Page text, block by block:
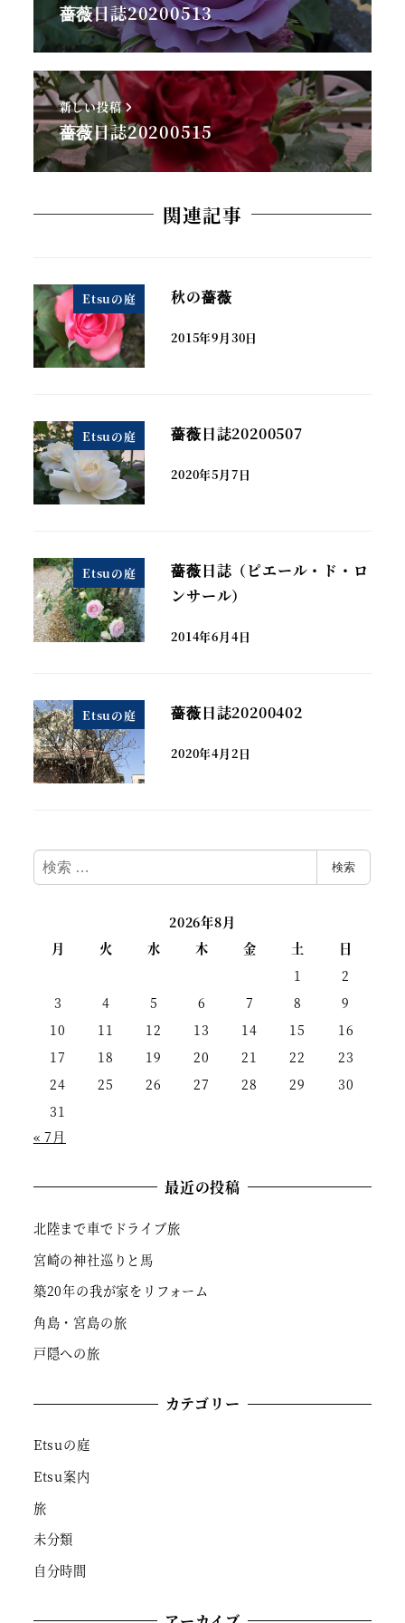
薔薇日誌20200513
新しい投稿
薔薇日誌20200515
関連記事
Etsuの庭 秋の薔薇
2015年9月30日
Etsuの庭 薔薇日誌20200507
2020年5月7日
Etsuの庭
薔薇日誌（ピエール・ド・ロ
ンサール）
2014年6月4日
Etsuの庭 薔薇日誌20200402
2020年4月2日
検
索
検索
2026年8月
月
火 水 木 金 土
日
1
2
3
4 5 6 7 8
9
10
11 12 13 14 15
16
17
18 19 20 21 22
23
24
25 26 27 28 29
30
31
« 7月
最近の投稿
北陸まで車でドライブ旅
宮崎の神社巡りと馬
築20年の我が家をリフォーム
角島・宮島の旅
戸隠への旅
カテゴリー
Etsuの庭
Etsu案内
旅
未分類
自分時間